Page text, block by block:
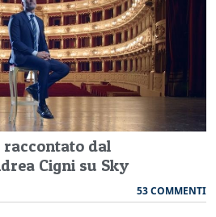
raccontato dal
Cigni su Sky
53 COMMENTI